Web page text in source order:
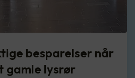
besparelser når
gamle lysrør